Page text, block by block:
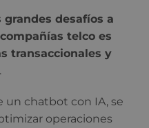
grandes desafíos a
telco es
transaccionales y
.
un chatbot con IA, se
operaciones